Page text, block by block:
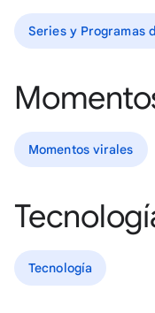
Series y Programas
Momentos virales
Tecnología